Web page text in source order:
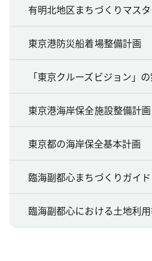
有明北地区まちづくりマス
東京港防災船着場整備計画
「東京クルーズビジョン」
東京港海岸保全施設整備計画
東京都の海岸保全基本計画
臨海副都心まちづくりガイ
臨海副都心における土地利